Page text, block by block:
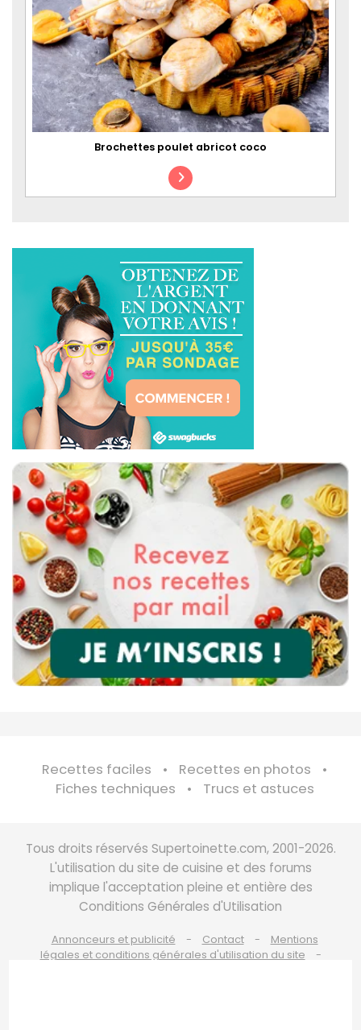
Brochettes poulet abricot coco
Recettes faciles
Recettes en photos
Fiches techniques
Trucs et astuces
Tous droits réservés Supertoinette.com, 2001-2026.
L'utilisation du site de cuisine et des forums
implique l'acceptation pleine et entière des
Conditions Générales d'Utilisation
Annonceurs et publicité Contact
Mentions
légales et conditions générales d'utilisation du site